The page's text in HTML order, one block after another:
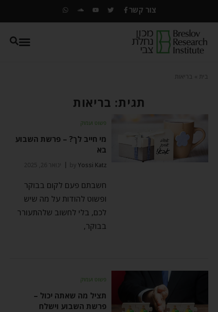
צור קשר
בית בריאות
תגית: בריאות
פשוט ועמוק
מי חייב לך? – פרשת השבוע
בא
byYossi Katz ינואר 26, 2025
חשבתם פעם לקום בבוקר
ופשוט להודות על מה שיש
לכם, בלי לחשוב שלהתעורר
בבוקר,
פשוט ועמוק
תציל מה שאתה יכול –
פרשת השבוע וישלח